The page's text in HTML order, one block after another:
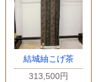
結城紬こげ茶
313,500円